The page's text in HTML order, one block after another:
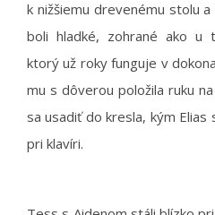
k nižšiemu drevenému stolu
boli hladké, zohrané ako u
ktorý už roky funguje v
mu s dôverou položila ruku
sa usadiť do kresla, kým
pri klavíri.